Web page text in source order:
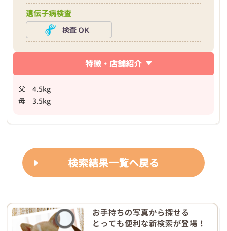
遺伝子病検査
特徴・店舗紹介
父 4.5kg
母 3.5kg
検索結果一覧へ戻る